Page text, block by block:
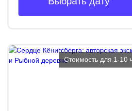
Стоимость для 1-10